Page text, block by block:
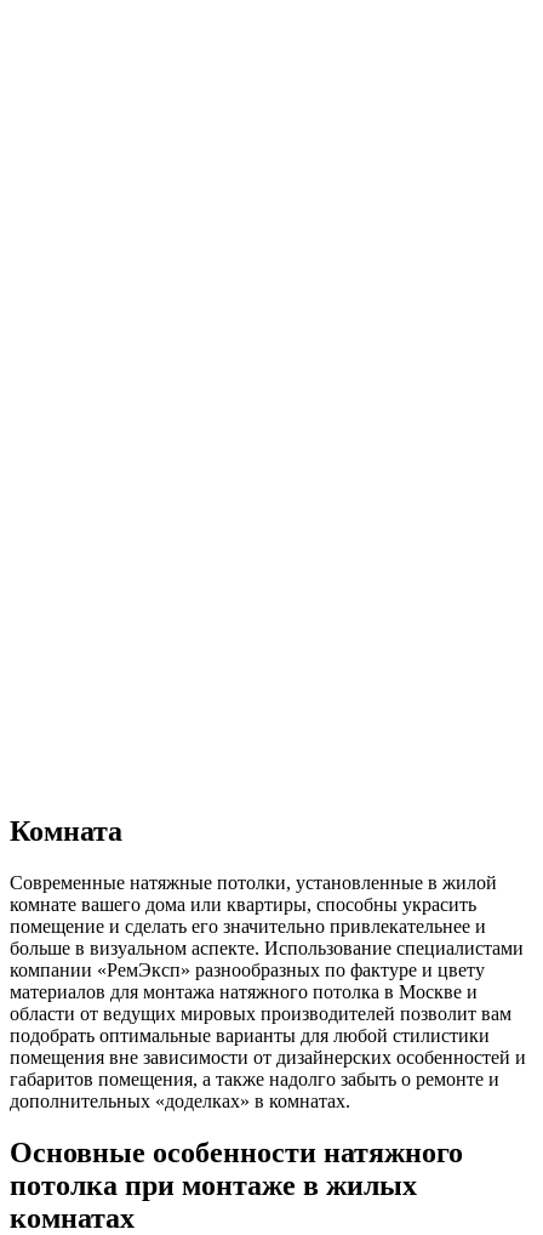
Комната
Современные натяжные потолки, установленные в жилой
комнате вашего дома или квартиры, способны украсить
помещение и сделать его значительно привлекательнее и
больше в визуальном аспекте. Использование специалистами
компании «РемЭксп» разнообразных по фактуре и цвету
материалов для монтажа натяжного потолка в Москве и
области от ведущих мировых производителей позволит вам
подобрать оптимальные варианты для любой стилистики
помещения вне зависимости от дизайнерских особенностей и
габаритов помещения, а также надолго забыть о ремонте и
дополнительных «доделках» в комнатах.
Основные особенности натяжного
потолка при монтаже в жилых
комнатах